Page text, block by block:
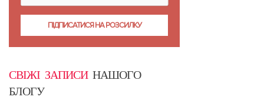
СВІЖІ ЗАПИСИНАШОГО
БЛОГУ